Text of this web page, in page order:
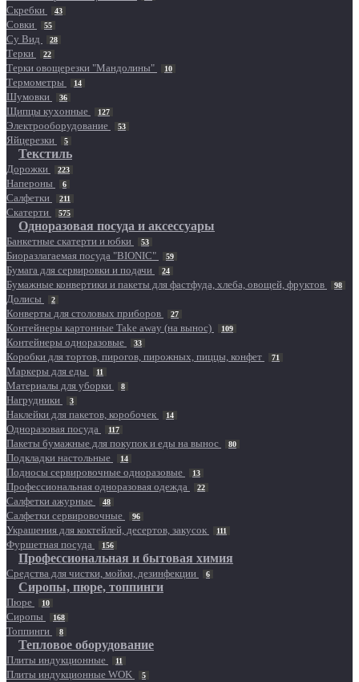
Скребки 43
Совки 55
Су Вид 28
Терки 22
Терки овощерезки "Мандолины" 10
Термометры 14
Шумовки 36
Щипцы кухонные 127
Электрооборудование 53
Яйцерезки 5
Текстиль
Дорожки 223
Напероны 6
Салфетки 211
Скатерти 575
Одноразовая посуда и аксессуары
Банкетные скатерти и юбки 53
Биоразлагаемая посуда "BIONIC" 59
Бумага для сервировки и подачи 24
Бумажные конвертики и пакеты для фастфуда, хлеба, овощей, фруктов 98
Долисы 2
Конверты для столовых приборов 27
Контейнеры картонные Take away (на вынос) 109
Контейнеры одноразовые 33
Коробки для тортов, пирогов, пирожных, пиццы, конфет 71
Маркеры для еды 11
Материалы для уборки 8
Нагрудники 3
Наклейки для пакетов, коробочек 14
Одноразовая посуда 117
Пакеты бумажные для покупок и еды на вынос 80
Подкладки настольные 14
Подносы сервировочные одноразовые 13
Профессиональная одноразовая одежда 22
Салфетки ажурные 48
Салфетки сервировочные 96
Украшения для коктейлей, десертов, закусок 111
Фуршетная посуда 156
Профессиональная и бытовая химия
Средства для чистки, мойки, дезинфекции 6
Сиропы, пюре, топпинги
Пюре 10
Сиропы 168
Топпинги 8
Тепловое оборудование
Плиты индукционные 11
Плиты индукционные WOK 5